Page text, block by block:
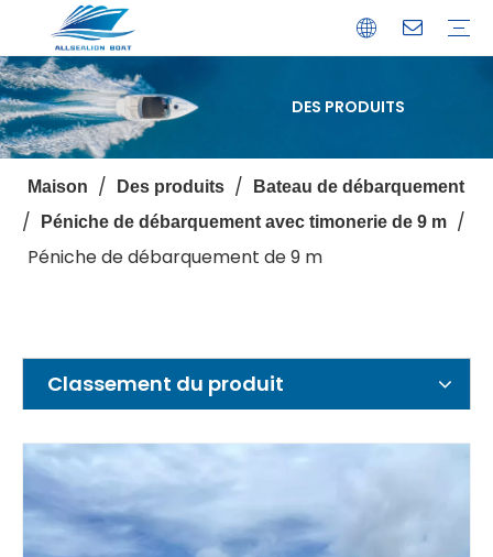
DES PRODUITS
Maison / Des produits / Bateau de débarquement
/ Péniche de débarquement avec timonerie de 9 m /
Péniche de débarquement de 9 m
Classement du produit